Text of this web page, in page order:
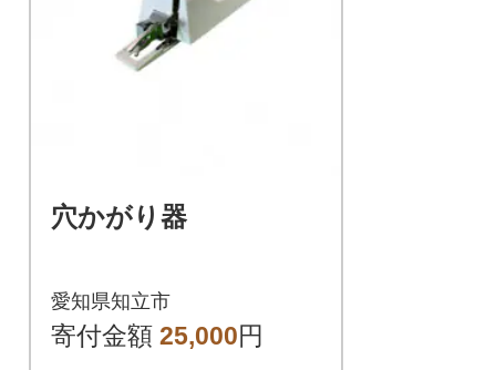
穴かがり器
愛知県知立市
寄付金額 25,000円